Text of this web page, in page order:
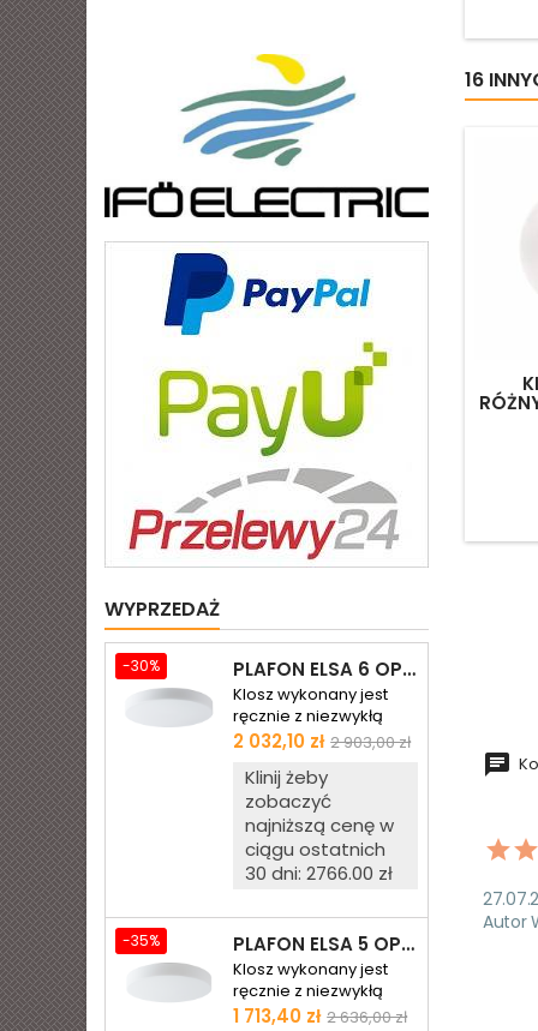
WYPRZEDAŻ
-30% PLAFON ELSA 6 OPALOWY MATOWY - ŚR. 590 MM
Klosz wykonany jest
ręcznie z niezwykłą
starannością z
trójwarstwowego szkła
opalowego (białego)
matowego w
komplecie z podstawą
z blachy stalowej
dokładnie tak, jak na
zdjęciu. Jest fabrycznie
nowy, pochodzi prosto
od producenta.
Cena
2 032,10 zł Cena
2 903,00 zł
Klinij żeby
zobaczyć
najniższą cenę w
ciągu ostatnich
30 dni: 2766.00 zł
-35% PLAFON ELSA 5 OPALOWY MATOWY - ŚR. 500 MM
Klosz wykonany jest
ręcznie z niezwykłą
starannością z
Cena
1 713,40 zł Cena
2 636,00 zł
16
Autor